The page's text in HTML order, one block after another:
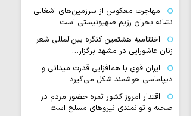
مهاجرت معکوس از سرزمین‌های اشغالی
نشانه بحران رژیم صهیونیستی است
اختتامیه هشتمین کنگره بین‌المللی شعر
زنان عاشورایی در مشهد برگزار…
ایران قوی با هم‌افزایی قدرت میدانی و
دیپلماسی هوشمند شکل می‌گیرد
اقتدار امروز کشور ثمره حضور مردم در
صحنه و توانمندی نیروهای مسلح است